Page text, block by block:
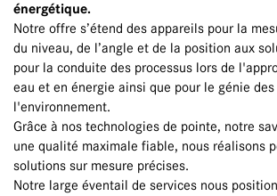
énergétique.
Notre offre s’étend des appareils pour la
du niveau, de l’angle et de la position aux
pour la conduite des processus lors de
eau et en énergie ainsi que pour le génie
l'environnement.
Grâce à nos technologies de pointe, notre
une qualité maximale fiable, nous réalisons
solutions sur mesure précises.
Notre large éventail de services nous